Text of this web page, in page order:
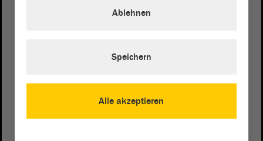
Alle akzeptieren
Ablehnen
Speichern